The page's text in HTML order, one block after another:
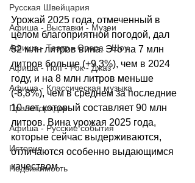
Русская Швейцария
Афиша - Выставки - Музеи
Афиша - Театр - Опера - Шоу
Афиша - Поп - Рок - Джаз
Афиша - Классическая музыка
Правопорядок
Афиша - Русские события
История
Недвижимость
Урожай 2025 года, отмеченный в
целом благоприятной погодой, дал
82 млн литров вина. Это на 7 млн
литров больше (+9,3%), чем в 2024
году, и на 8 млн литров меньше
(-8,8%), чем в среднем за последние
10 лет, который составляет 90 млн
литров. Вина урожая 2025 года,
которые сейчас выдерживаются,
отличаются особенно выдающимся
качеством.